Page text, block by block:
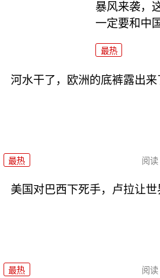
暴风来袭，
一定要和中
最热
河水干了，欧洲的底裤露出来
最热 阅读
美国对巴西下死手，卢拉让
最热 阅读